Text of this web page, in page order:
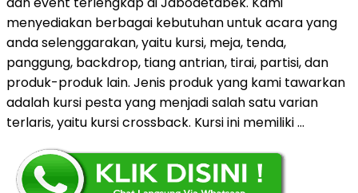
menyediakan berbagai kebutuhan untuk acara yang
anda selenggarakan, yaitu kursi, meja, tenda,
panggung, backdrop, tiang antrian, tirai, partisi, dan
produk-produk lain. Jenis produk yang kami tawarkan
adalah kursi pesta yang menjadi salah satu varian
terlaris, yaitu kursi crossback. Kursi ini memiliki …